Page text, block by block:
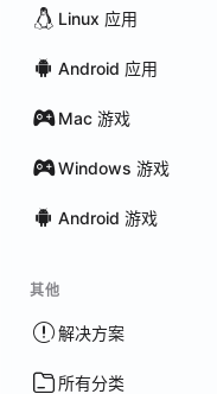
Linux 应用
Android 应用
Mac 游戏
Windows 游戏
Android 游戏
其他
解决方案
所有分类